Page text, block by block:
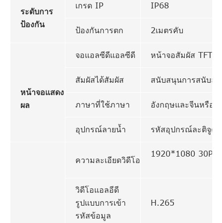
ระดับการ
ป้องกัน
เกรด IP IP68
ป้องกันการตก 2เมตรคับ
หน้าจอแสดง
ผล
จอแอลซีดีแอลซีดี หน้าจอสัมผัส TFT
สัมผัสได้สัมผัส สนับสนุนการสนับส
ภาษาที่ใช้ภาษา อังกฤษและจีนหรือก
อุปกรณ์ลายน้ำ รหัสอุปกรณ์ละติจูดแ
ความละเอียดวิดีโอ
1920*1080 30P,
วิดีโอแอลอีดี
รูปแบบการเข้า
รหัสข้อมูล
H.265